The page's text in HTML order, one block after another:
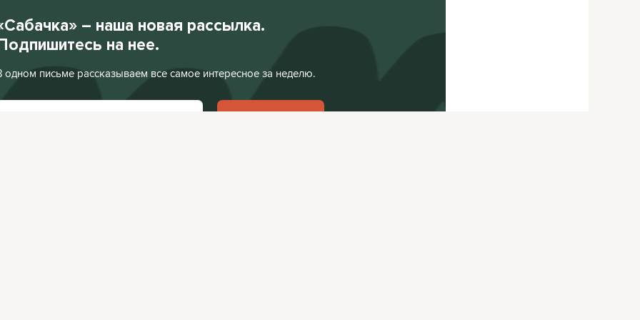
– наша новая рассылка.
на нее.
одном письме рассказываем все самое интересное за неделю.
Подписаться